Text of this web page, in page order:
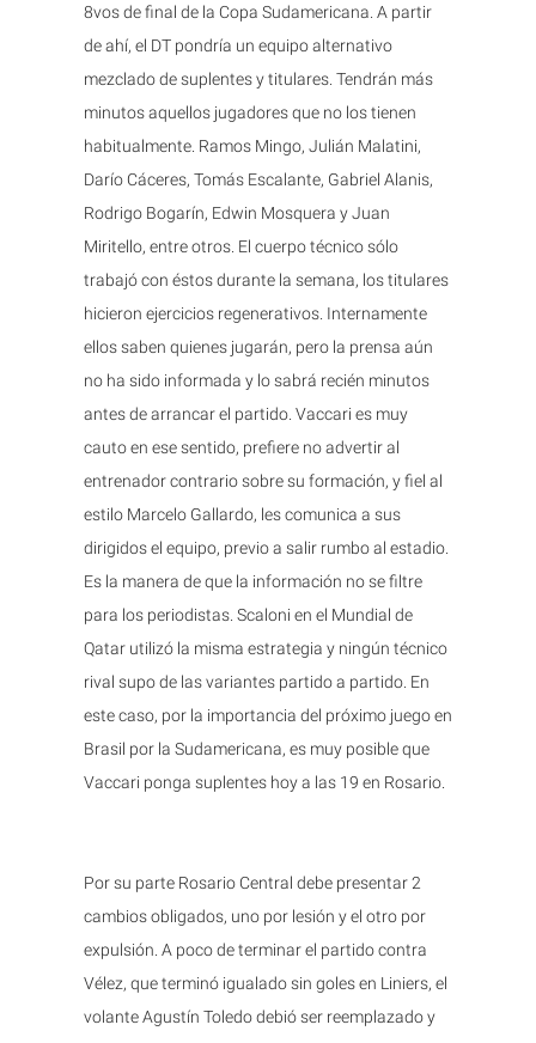
8vos de final de la Copa Sudamericana. A partir
de ahí, el DT pondría un equipo alternativo
mezclado de suplentes y titulares. Tendrán más
minutos aquellos jugadores que no los tienen
habitualmente. Ramos Mingo, Julián Malatini,
Darío Cáceres, Tomás Escalante, Gabriel Alanis,
Rodrigo Bogarín, Edwin Mosquera y Juan
Miritello, entre otros. El cuerpo técnico sólo
trabajó con éstos durante la semana, los titulares
hicieron ejercicios regenerativos. Internamente
ellos saben quienes jugarán, pero la prensa aún
no ha sido informada y lo sabrá recién minutos
antes de arrancar el partido. Vaccari es muy
cauto en ese sentido, prefiere no advertir al
entrenador contrario sobre su formación, y fiel al
estilo Marcelo Gallardo, les comunica a sus
dirigidos el equipo, previo a salir rumbo al estadio.
Es la manera de que la información no se filtre
para los periodistas. Scaloni en el Mundial de
Qatar utilizó la misma estrategia y ningún técnico
rival supo de las variantes partido a partido. En
este caso, por la importancia del próximo juego en
Brasil por la Sudamericana, es muy posible que
Vaccari ponga suplentes hoy a las 19 en Rosario.
Por su parte Rosario Central debe presentar 2
cambios obligados, uno por lesión y el otro por
expulsión. A poco de terminar el partido contra
Vélez, que terminó igualado sin goles en Liniers, el
volante Agustín Toledo debió ser reemplazado y